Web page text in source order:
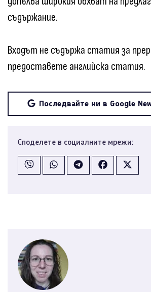
съдържание.
Входът не съдържа статия за
предоставете английска статия.
Последвайте ни в Google
Споделете в социалните мрежи: